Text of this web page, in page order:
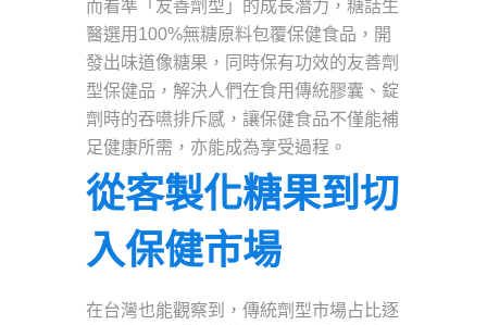
而看準「友善劑型」的成長潛力，糖話生
醫選用100%無糖原料包覆保健食品，開
發出味道像糖果，同時保有功效的友善劑
型保健品，解決人們在食用傳統膠囊、錠
劑時的吞嚥排斥感，讓保健食品不僅能補
足健康所需，亦能成為享受過程。
從客製化糖果到切
入保健市場
在台灣也能觀察到，傳統劑型市場占比逐